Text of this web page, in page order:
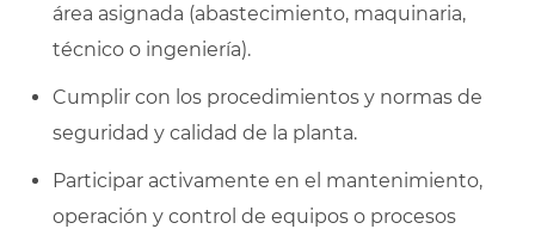
área asignada (abastecimiento, maquinaria,
técnico o ingeniería).
Cumplir con los procedimientos y normas de
seguridad y calidad de la planta.
Participar activamente en el mantenimiento,
operación y control de equipos o procesos